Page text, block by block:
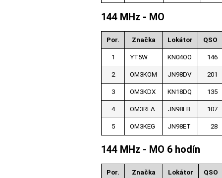
144 MHz - MO
Por. Značka Lokátor QSO
1 YT5W KN04OO 146
2 OM3KOM JN98DV 201
3 OM3KDX KN18DQ 135
4 OM3RLA JN98LB 107
5 OM3KEG JN98ET 28
144 MHz - MO 6 hodín
Por. Značka Lokátor QSO